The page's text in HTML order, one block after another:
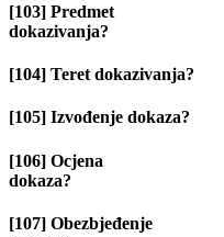
[103] Predmet
[104] Teret dokazivanja?
[105] Izvođenje dokaza?
[106] Ocjena
[107] Obezbjeđenje